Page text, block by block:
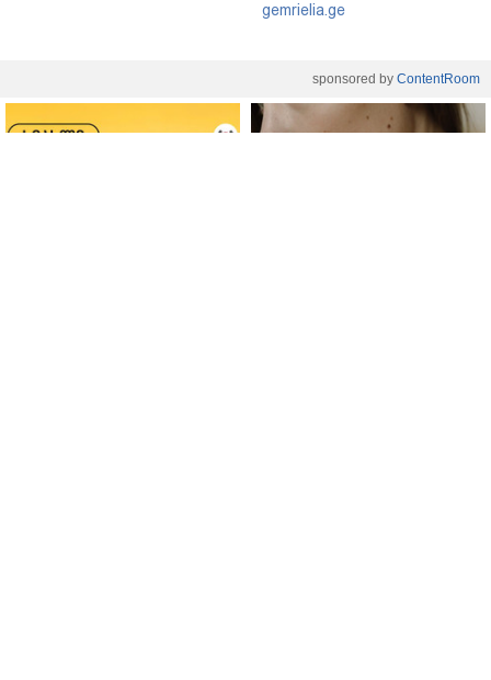
gemrielia.ge
sponsored by ContentRoom